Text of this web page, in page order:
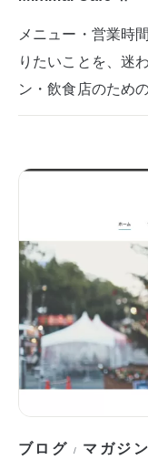
メニュー・営業時
りたいことを、迷
ン・飲食店のため
ブログ / マガジン